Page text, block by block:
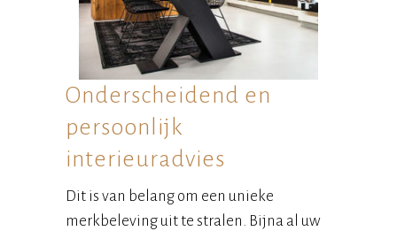
Onderscheidend en
persoonlijk
interieuradvies
Dit is van belang om een unieke
merkbeleving uit te stralen. Bijna al uw